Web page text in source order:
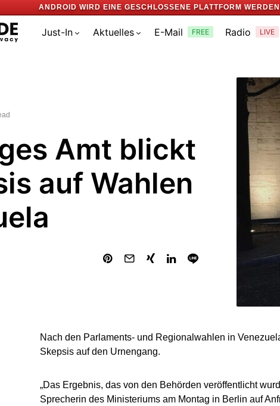
ANDROID WIRD EINE GESCHLOSSENE PLATTFORM
Just-In Aktuelles E-Mail FREE Radio LIVE
Amt blickt
auf Wahlen
Nach den Parlaments- und Regionalwahlen in
Skepsis auf den Urnengang.
„Das Ergebnis, das von den Behörden veröffentlicht
Sprecherin des Ministeriums am Montag in Berlin auf